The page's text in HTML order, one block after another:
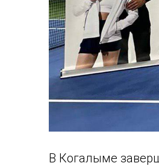
В Когалыме